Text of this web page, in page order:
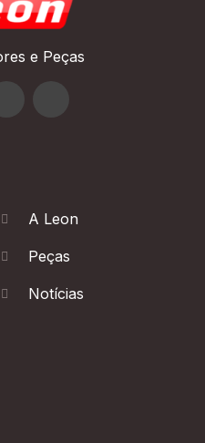
e Peças
A Leon
Peças
Notícias